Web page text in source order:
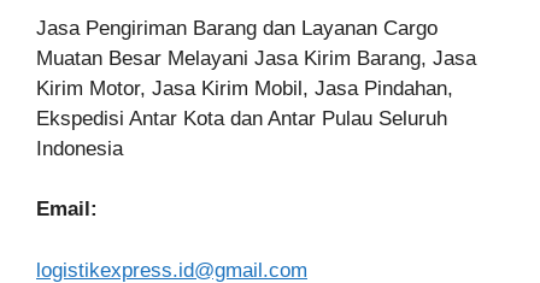
Jasa Pengiriman Barang dan Layanan Cargo
Muatan Besar Melayani Jasa Kirim Barang, Jasa
Kirim Motor, Jasa Kirim Mobil, Jasa Pindahan,
Ekspedisi Antar Kota dan Antar Pulau Seluruh
Indonesia
Email:
logistikexpress.id@gmail.com